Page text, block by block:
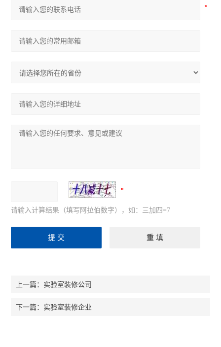
请输入计算结果（填写阿拉伯数字），如：三加四=7
上一篇： 实验室装修公司
下一篇： 实验室装修企业